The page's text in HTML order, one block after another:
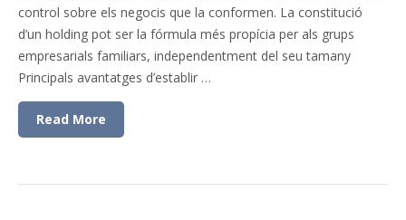
control sobre els negocis que la conformen. La constitució
d’un holding pot ser la fórmula més propícia per als grups
empresarials familiars, independentment del seu tamany
Principals avantatges d’establir …
Read More